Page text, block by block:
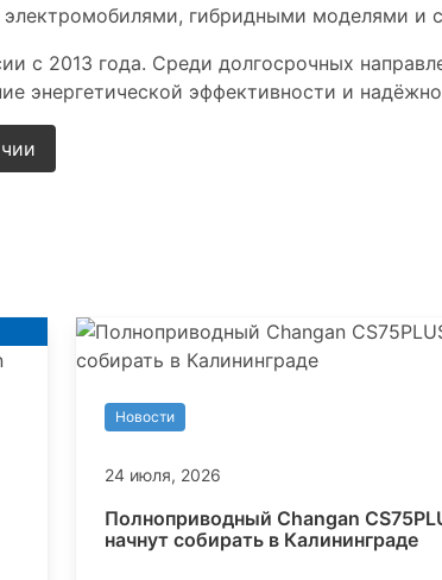
гибридными моделями и
с 2013 года. Среди долгосрочных
энергетической эффективности и
Новости
24 июля, 2026
Полноприводный Changan
начнут собирать в Калининграде